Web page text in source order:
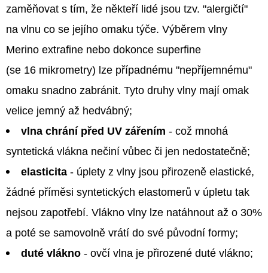
zaměňovat s tím, že někteří lidé jsou tzv. "alergičtí"
na vlnu co se jejího omaku týče. Výběrem vlny
Merino extrafine nebo dokonce superfine
(se 16 mikrometry) lze případnému "nepříjemnému"
omaku snadno zabránit. Tyto druhy vlny mají omak
velice jemný až hedvábný;
vlna chrání před UV zářením - což mnohá
syntetická vlákna nečiní vůbec či jen nedostatečně;
elasticita - úplety z vlny jsou přirozeně elastické,
žádné příměsi syntetických elastomerů v úpletu tak
nejsou zapotřebí. Vlákno vlny lze natáhnout až o 30%
a poté se samovolně vrátí do své původní formy;
duté vlákno - ovčí vlna je přirozené duté vlákno;